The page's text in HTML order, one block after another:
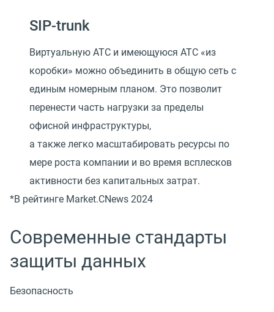
SIP-trunk
Виртуальную АТС и имеющуюся АТС «из
коробки» можно объединить в общую сеть с
единым номерным планом. Это позволит
перенести часть нагрузки за пределы
офисной инфраструктуры,
а также легко масштабировать ресурсы по
мере роста компании и во время всплесков
активности без капитальных затрат.
*В рейтинге Market.CNews 2024
Современные стандарты
защиты данных
Безопасность